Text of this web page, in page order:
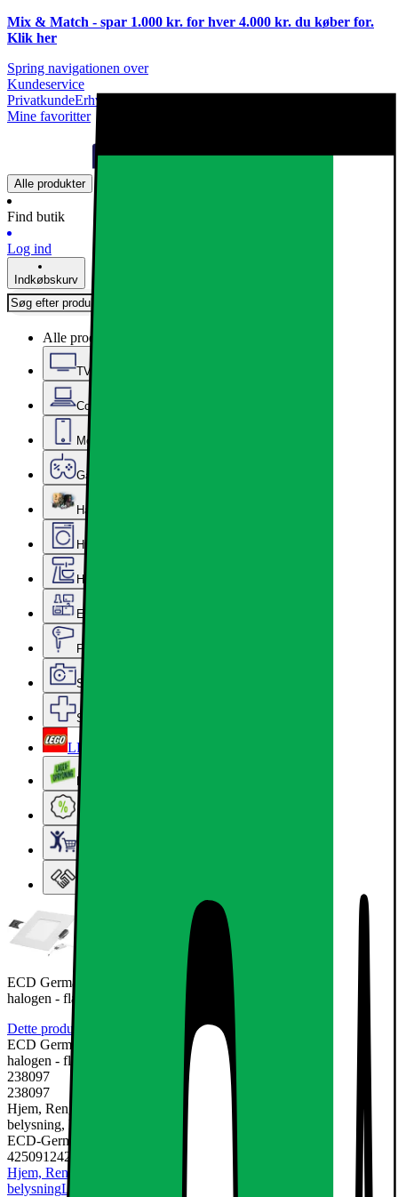
Mix & Match - spar 1.000 kr. for hver 4.000 kr. du køber for.
Klik her
Spring navigationen over
Kundeservice
PrivatkundeErhvervskunde
Mine favoritter
Alle produkter
Find butik
Log ind
Indkøbskurv
Alle produkter
TV, Lyd & Smart Home
Computer & Kontor
Mobil, Tablet & Smartwatch
Gaming
Hardware
Hvidevarer
Hjem, Rengøring & Køkkenudstyr
Epoq køkken & bryggers
Personlig pleje, Skønhed & Velvære
Sport, Fritid & Hobby
Services & tilbehør
LEGO
Ugens tilbud - og andre gode priser
Elgigantens Kundeklub
Elgiganten Erhverv
ECD Germany 1-pak LED-indbygget spotlight 3W erstatter 25W
halogen - flad
Dette produkt er endnu ikke blevet bedømt.
ECD Germany 1-pak LED-indbygget spotlight 3W erstatter 25W
halogen - flad
238097
238097
Hjem, Rengøring & Køkkenudstyr, El & belysning, Lamper &
belysning, Loftslamper
ECD-Germany
4250912422933
Hjem, Rengøring & Køkkenudstyr
El & belysning
belysningLoftslamper